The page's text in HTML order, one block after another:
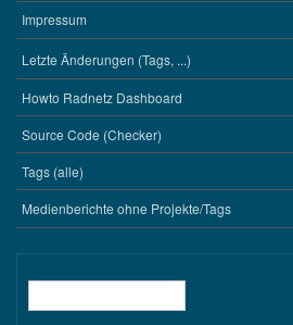
Impressum
WERKZEUGE
Letzte Änderungen (Tags, ...)
Howto Radnetz Dashboard
Source Code (Checker)
Tags (alle)
Medienberichte ohne Projekte/Tags
Suche